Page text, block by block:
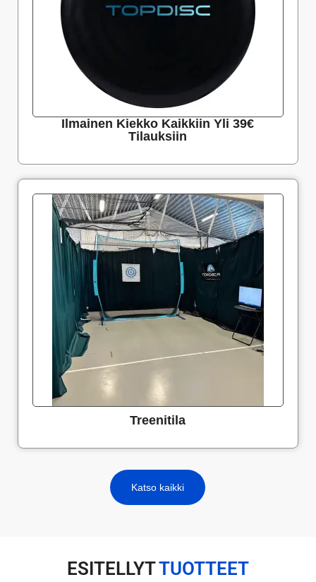
Ilmainen Kiekko Kaikkiin Yli 39€
Tilauksiin
Treenitila
Katso kaikki
ESITELLYTTUOTTEET